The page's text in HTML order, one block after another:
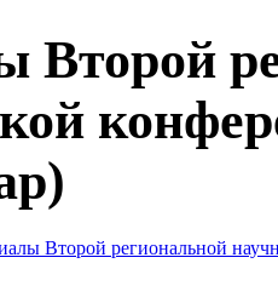
Второй
Второй региональной